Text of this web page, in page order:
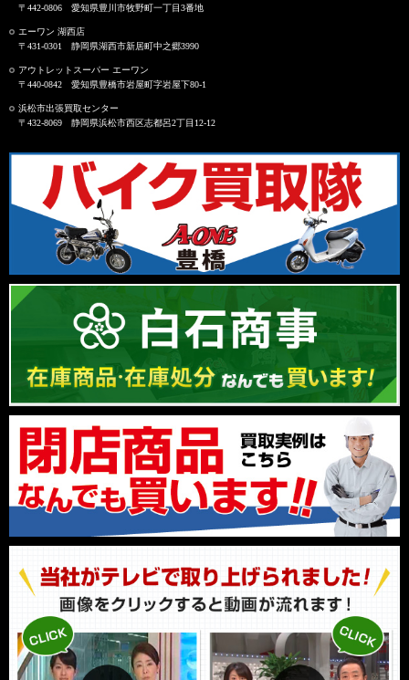
〒442-0806 愛知県豊川市牧野町一丁目3番地
エーワン 湖西店
〒431-0301 静岡県湖西市新居町中之郷3990
アウトレットスーパー エーワン
〒440-0842 愛知県豊橋市岩屋町字岩屋下80-1
浜松市出張買取センター
〒432-8069 静岡県浜松市西区志都呂2丁目12-12